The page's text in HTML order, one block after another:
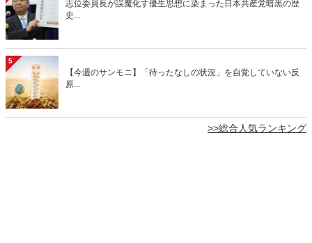
志位委員長が誤魔化す優生思想に染まった日本共産党暗黒の歴
史...
5
【今週のサンモニ】「待ったなしの状況」を自覚していない反
原...
>>総合人気ランキング